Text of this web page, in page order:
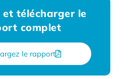
et télécharger le
complet
le rapport